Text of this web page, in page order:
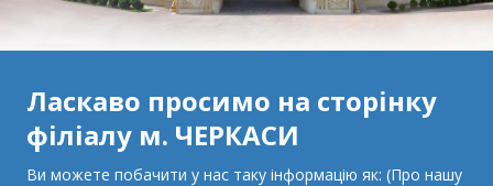
Ласкаво просимо на сторінку
філіалу м. ЧЕРКАСИ
Ви можете побачити у нас таку інформацію як: (Про нашу